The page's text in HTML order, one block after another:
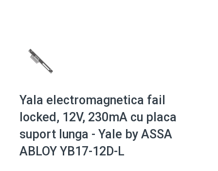
Yala electromagnetica fail
locked, 12V, 230mA cu placa
suport lunga - Yale by ASSA
ABLOY YB17-12D-L